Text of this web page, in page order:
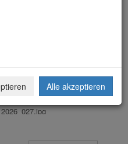
Alle akzeptieren